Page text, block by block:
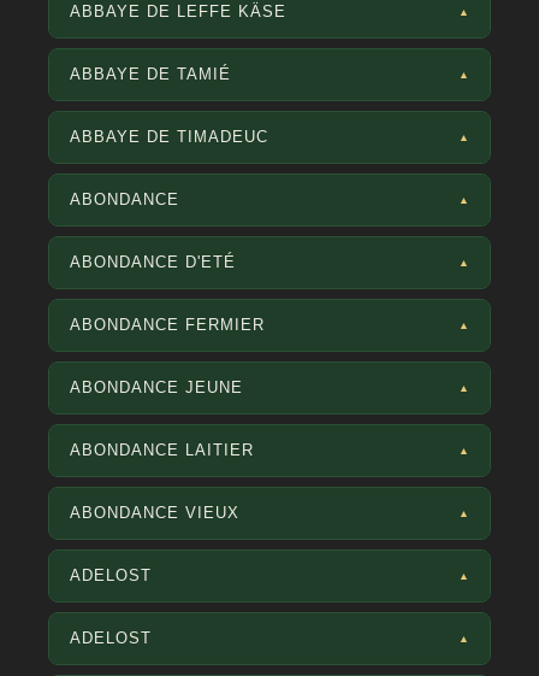
ABBAYE DE LEFFE KÄSE ▲
ABBAYE DE TAMIÉ ▲
ABBAYE DE TIMADEUC ▲
ABONDANCE ▲
ABONDANCE D'ETÉ ▲
ABONDANCE FERMIER ▲
ABONDANCE JEUNE ▲
ABONDANCE LAITIER ▲
ABONDANCE VIEUX ▲
ADELOST ▲
ADELOST ▲